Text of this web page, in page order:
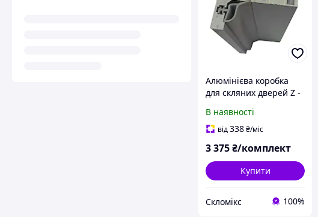
Алюмінієва коробка
для скляних дверей Z -
наличником)
В наявності
від338₴/міс
3 375₴/комплект
Купити
Скломікс 100%